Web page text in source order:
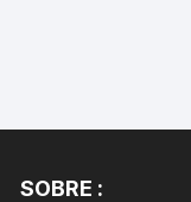
SOBRE :